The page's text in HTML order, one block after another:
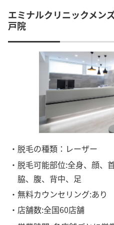
エミナルクリニックメン
戸院
・脱毛の種類：レーザー
・脱毛可能部位:全身、顔、
脇、腹、背中、足
・無料カウンセリング:あり
・店舗数:全国60店舗